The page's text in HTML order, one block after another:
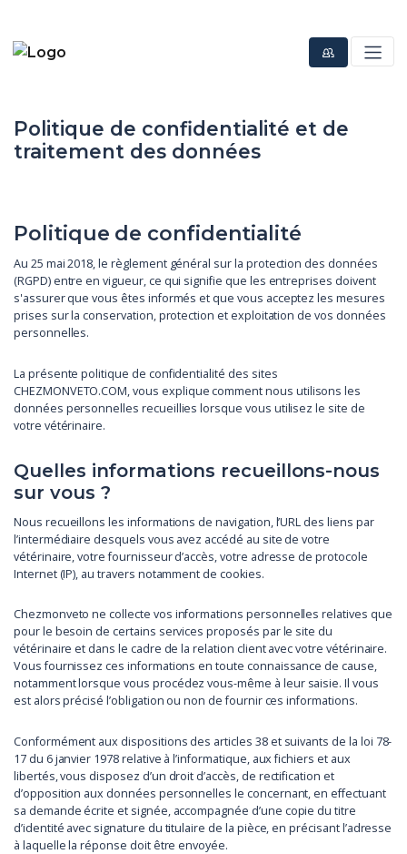
Politique de confidentialité et de
traitement des données
Politique de confidentialité
Au 25 mai 2018, le règlement général sur la protection des données
(RGPD) entre en vigueur, ce qui signifie que les entreprises doivent
s'assurer que vous êtes informés et que vous acceptez les mesures
prises sur la conservation, protection et exploitation de vos données
personnelles.
La présente politique de confidentialité des sites
CHEZMONVETO.COM, vous explique comment nous utilisons les
données personnelles recueillies lorsque vous utilisez le site de
votre vétérinaire.
Quelles informations recueillons-nous
sur vous ?
Nous recueillons les informations de navigation, l’URL des liens par
l’intermédiaire desquels vous avez accédé au site de votre
vétérinaire, votre fournisseur d’accès, votre adresse de protocole
Internet (IP), au travers notamment de cookies.
Chezmonveto ne collecte vos informations personnelles relatives que
pour le besoin de certains services proposés par le site du
vétérinaire et dans le cadre de la relation client avec votre vétérinaire.
Vous fournissez ces informations en toute connaissance de cause,
notamment lorsque vous procédez vous-même à leur saisie. Il vous
est alors précisé l’obligation ou non de fournir ces informations.
Conformément aux dispositions des articles 38 et suivants de la loi 78-
17 du 6 janvier 1978 relative à l’informatique, aux fichiers et aux
libertés, vous disposez d’un droit d’accès, de rectification et
d’opposition aux données personnelles le concernant, en effectuant
sa demande écrite et signée, accompagnée d’une copie du titre
d’identité avec signature du titulaire de la pièce, en précisant l’adresse
à laquelle la réponse doit être envoyée.